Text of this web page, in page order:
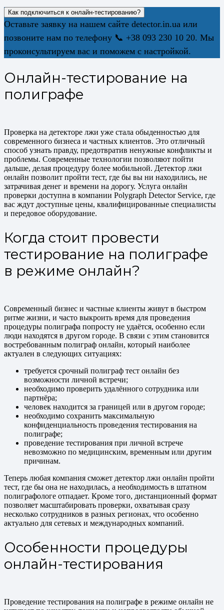
Как подключиться к онлайн-тестированию?
Оставьте заявку на нашем сайте detector.in.ua или
позвоните нам по телефону 📞 +38 093 230 10 20. Мы
проконсультируем вас и поможем с настройкой.
Онлайн-тестирование на
полиграфе
Проверка на детекторе лжи уже стала обыденностью для
современного бизнеса и частных клиентов. Это отличный
способ узнать правду, предотвратив ненужные конфликты и
проблемы. Современные технологии позволяют пойти
дальше, делая процедуру более мобильной. Детектор лжи
онлайн позволит пройти тест, где бы вы ни находились, не
затрачивая денег и времени на дорогу. Услуга онлайн
проверки доступна в компании Polygraph Detector Service, где
вас ждут доступные цены, квалифицированные специалисты
и передовое оборудование.
Когда стоит провести
тестирование на полиграфе
в режиме онлайн?
Современный бизнес и частные клиенты живут в быстром
ритме жизни, и часто выкроить время для проведения
процедуры полиграфа попросту не удаётся, особенно если
люди находятся в другом городе. В связи с этим становится
востребованным полиграф онлайн, который наиболее
актуален в следующих ситуациях:
требуется срочный полиграф тест онлайн без
возможности личной встречи;
необходимо проверить удалённого сотрудника или
партнёра;
человек находится за границей или в другом городе;
необходимо сохранить максимальную
конфиденциальность проведения тестирования на
полиграфе;
проведение тестирования при личной встрече
невозможно по медицинским, временным или другим
причинам.
Теперь любая компания сможет детектор лжи онлайн пройти
тест, где бы она не находилась, а необходимость в штатном
полиграфологе отпадает. Кроме того, дистанционный формат
позволяет масштабировать проверки, охватывая сразу
несколько сотрудников в разных регионах, что особенно
актуально для сетевых и международных компаний.
Особенности процедуры
онлайн-тестирования
Проведение тестирования на полиграфе в режиме онлайн не